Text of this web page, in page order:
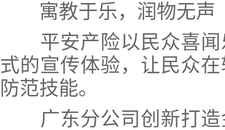
寓教于乐，润物无声
平安产险以民众喜
式的宣传体验，让民众
防范技能。
广东分公司创新打造